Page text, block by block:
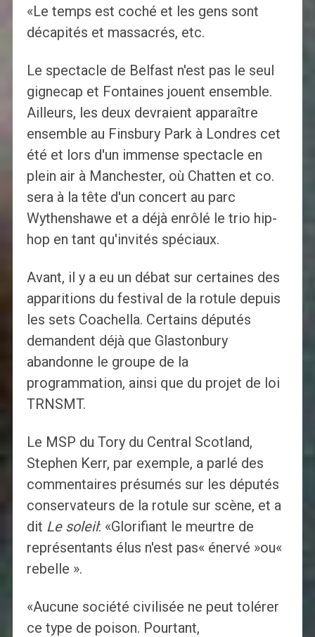
«Le temps est coché et les gens sont
décapités et massacrés, etc.
Le spectacle de Belfast n'est pas le seul
gignecap et Fontaines jouent ensemble.
Ailleurs, les deux devraient apparaître
ensemble au Finsbury Park à Londres cet
été et lors d'un immense spectacle en
plein air à Manchester, où Chatten et co.
sera à la tête d'un concert au parc
Wythenshawe et a déjà enrôlé le trio hip-
hop en tant qu'invités spéciaux.
Avant, il y a eu un débat sur certaines des
apparitions du festival de la rotule depuis
les sets Coachella. Certains députés
demandent déjà que Glastonbury
abandonne le groupe de la
programmation, ainsi que du projet de loi
TRNSMT.
Le MSP du Tory du Central Scotland,
Stephen Kerr, par exemple, a parlé des
commentaires présumés sur les députés
conservateurs de la rotule sur scène, et a
dit Le soleil: «Glorifiant le meurtre de
représentants élus n'est pas« énervé »ou«
rebelle ».
«Aucune société civilisée ne peut tolérer
ce type de poison. Pourtant,